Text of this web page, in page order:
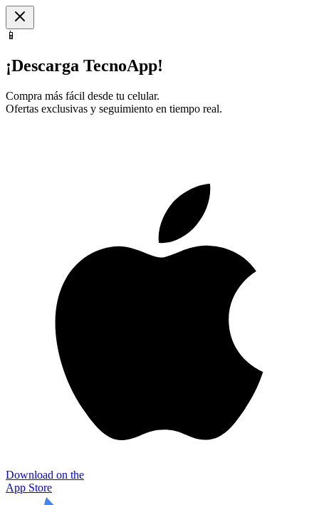
📱
¡Descarga TecnoApp!
Compra más fácil desde tu celular.
Ofertas exclusivas y seguimiento en tiempo real.
Download on the
App Store